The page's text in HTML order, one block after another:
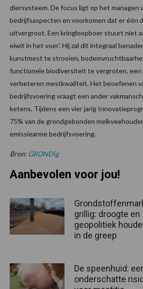
diersysteem. De focus ligt op het managen
bedrijfsaspecten en voorkomen dat er één
uitvergroot. Een kringloopboer stuurt niet
eiwit in het voer’. Hij zal dit integraal
kunstmest te strooien,
functionele biodiversiteit te vergroten, een
verbeteren mestkwaliteit. Het beoefenen
bedrijfsvoering vraagt een ander
ketens. Tijdens een vier jarig
75% van de grondgebonden
emissiearme bedrijfsvoering.
Bron: GRONDig
Aanbevolen voor jou!
grillig: droogte en
geopolitiek
in de greep
De speenhuid:
onderschatte